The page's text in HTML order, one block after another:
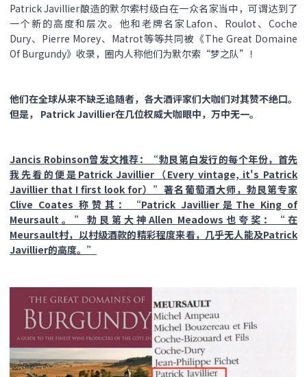
Patrick Javillier酿造的默尔索村级白在一众名家当中，可谓达到了
一个新的高度和层次。他和老牌名家Lafon、Roulot、Coche
Dury、Pierre Morey、Matrot等等共同被《The Great Domaine
Of Burgundy》收录，圈内人称他们为默尔索“梦之队”！
他们在全球从来不缺乏追随者，各大酒评家们大咖们对其赞不绝口。
但是， Patrick Javillier在几位权威大咖眼中，万中无一。
Jancis Robinson曾发文推荐：“勃艮第白发行的每个年份，首先
我先看的便是Patrick Javillier（Every vintage, it's Patrick
Javillier that I first look for）”著名葡萄酒大师，勃艮第专家
Clive Coates 称赞其：“Patrick Javillier是The King of
Meursault。”勃艮第大神Allen Meadows也夸奖：“在
Meursault村，以村级酒款的精彩程度来看，几乎无人能及Patrick
Javillier的高度。”